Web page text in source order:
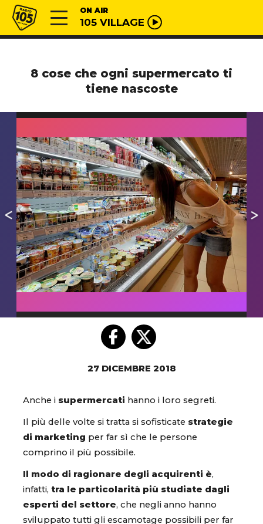
Vai al contenuto
Radio 105 ON AIR
105 VILLAGE
8 cose che ogni supermercato ti
tiene nascoste
27 DICEMBRE 2018
Anche i supermercati hanno i loro segreti.
Il più delle volte si tratta si sofisticate strategie
di marketing per far sì che le persone
comprino il più possibile.
Il modo di ragionare degli acquirenti è,
infatti, tra le particolarità più studiate dagli
esperti del settore, che negli anno hanno
sviluppato tutti gli escamotage possibili per far